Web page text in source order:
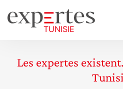
Les expertes